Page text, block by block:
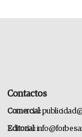
Contactos
Comercial:
Editorial: